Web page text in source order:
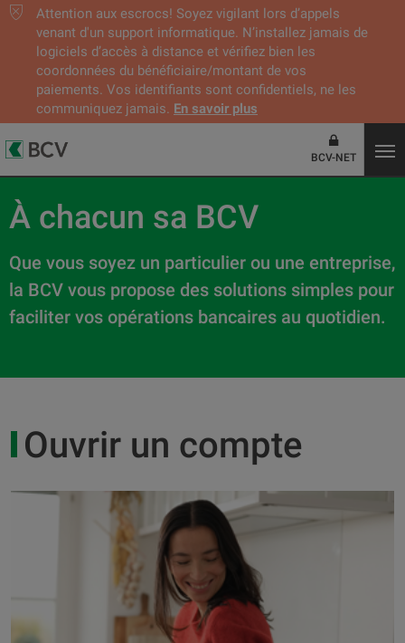
Attention aux escrocs! Soyez vigilant lors d’appels
venant d'un support informatique. N’installez jamais de
logiciels d’accès à distance et vérifiez bien les
coordonnées du bénéficiaire/montant de vos
paiements. Vos identifiants sont confidentiels, ne les
communiquez jamais. En savoir plus
BCV-NET
À chacun sa BCV
Que vous soyez un particulier ou une entreprise,
la BCV vous propose des solutions simples pour
faciliter vos opérations bancaires au quotidien.
Ouvrir un compte